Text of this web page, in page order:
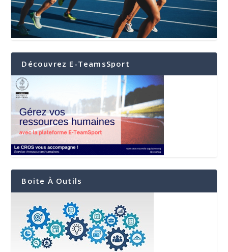
Découvrez E-TeamsSport
Boite À Outils